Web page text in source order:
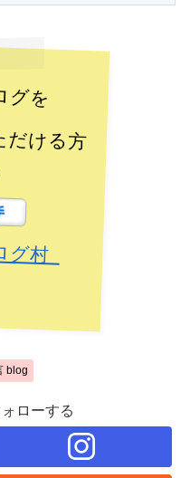
グを
だける方
グ村
blog
ローする